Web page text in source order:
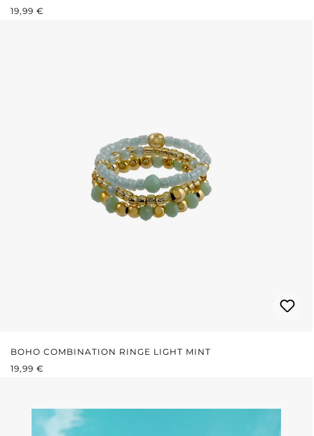
REGULÄRER PREIS:
19,99 €
BOHO COMBINATION RINGE LIGHT MINT
REGULÄRER PREIS:
19,99 €